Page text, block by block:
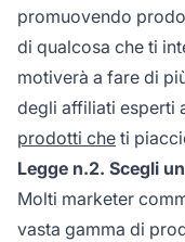
promuovendo
di qualcosa che ti
motiverà a fare di
degli affiliati esperti
prodotti che ti
Legge n.2. Scegli
Molti marketer
vasta gamma di